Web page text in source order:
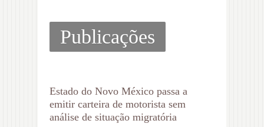
Publicações
Estado do Novo México passa a
emitir carteira de motorista sem
análise de situação migratória